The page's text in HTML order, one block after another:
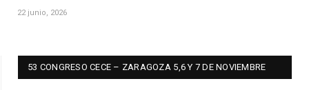
22 junio, 2026
53 CONGRESO CECE – ZARAGOZA 5,6 Y 7 DE NOVIEMBRE